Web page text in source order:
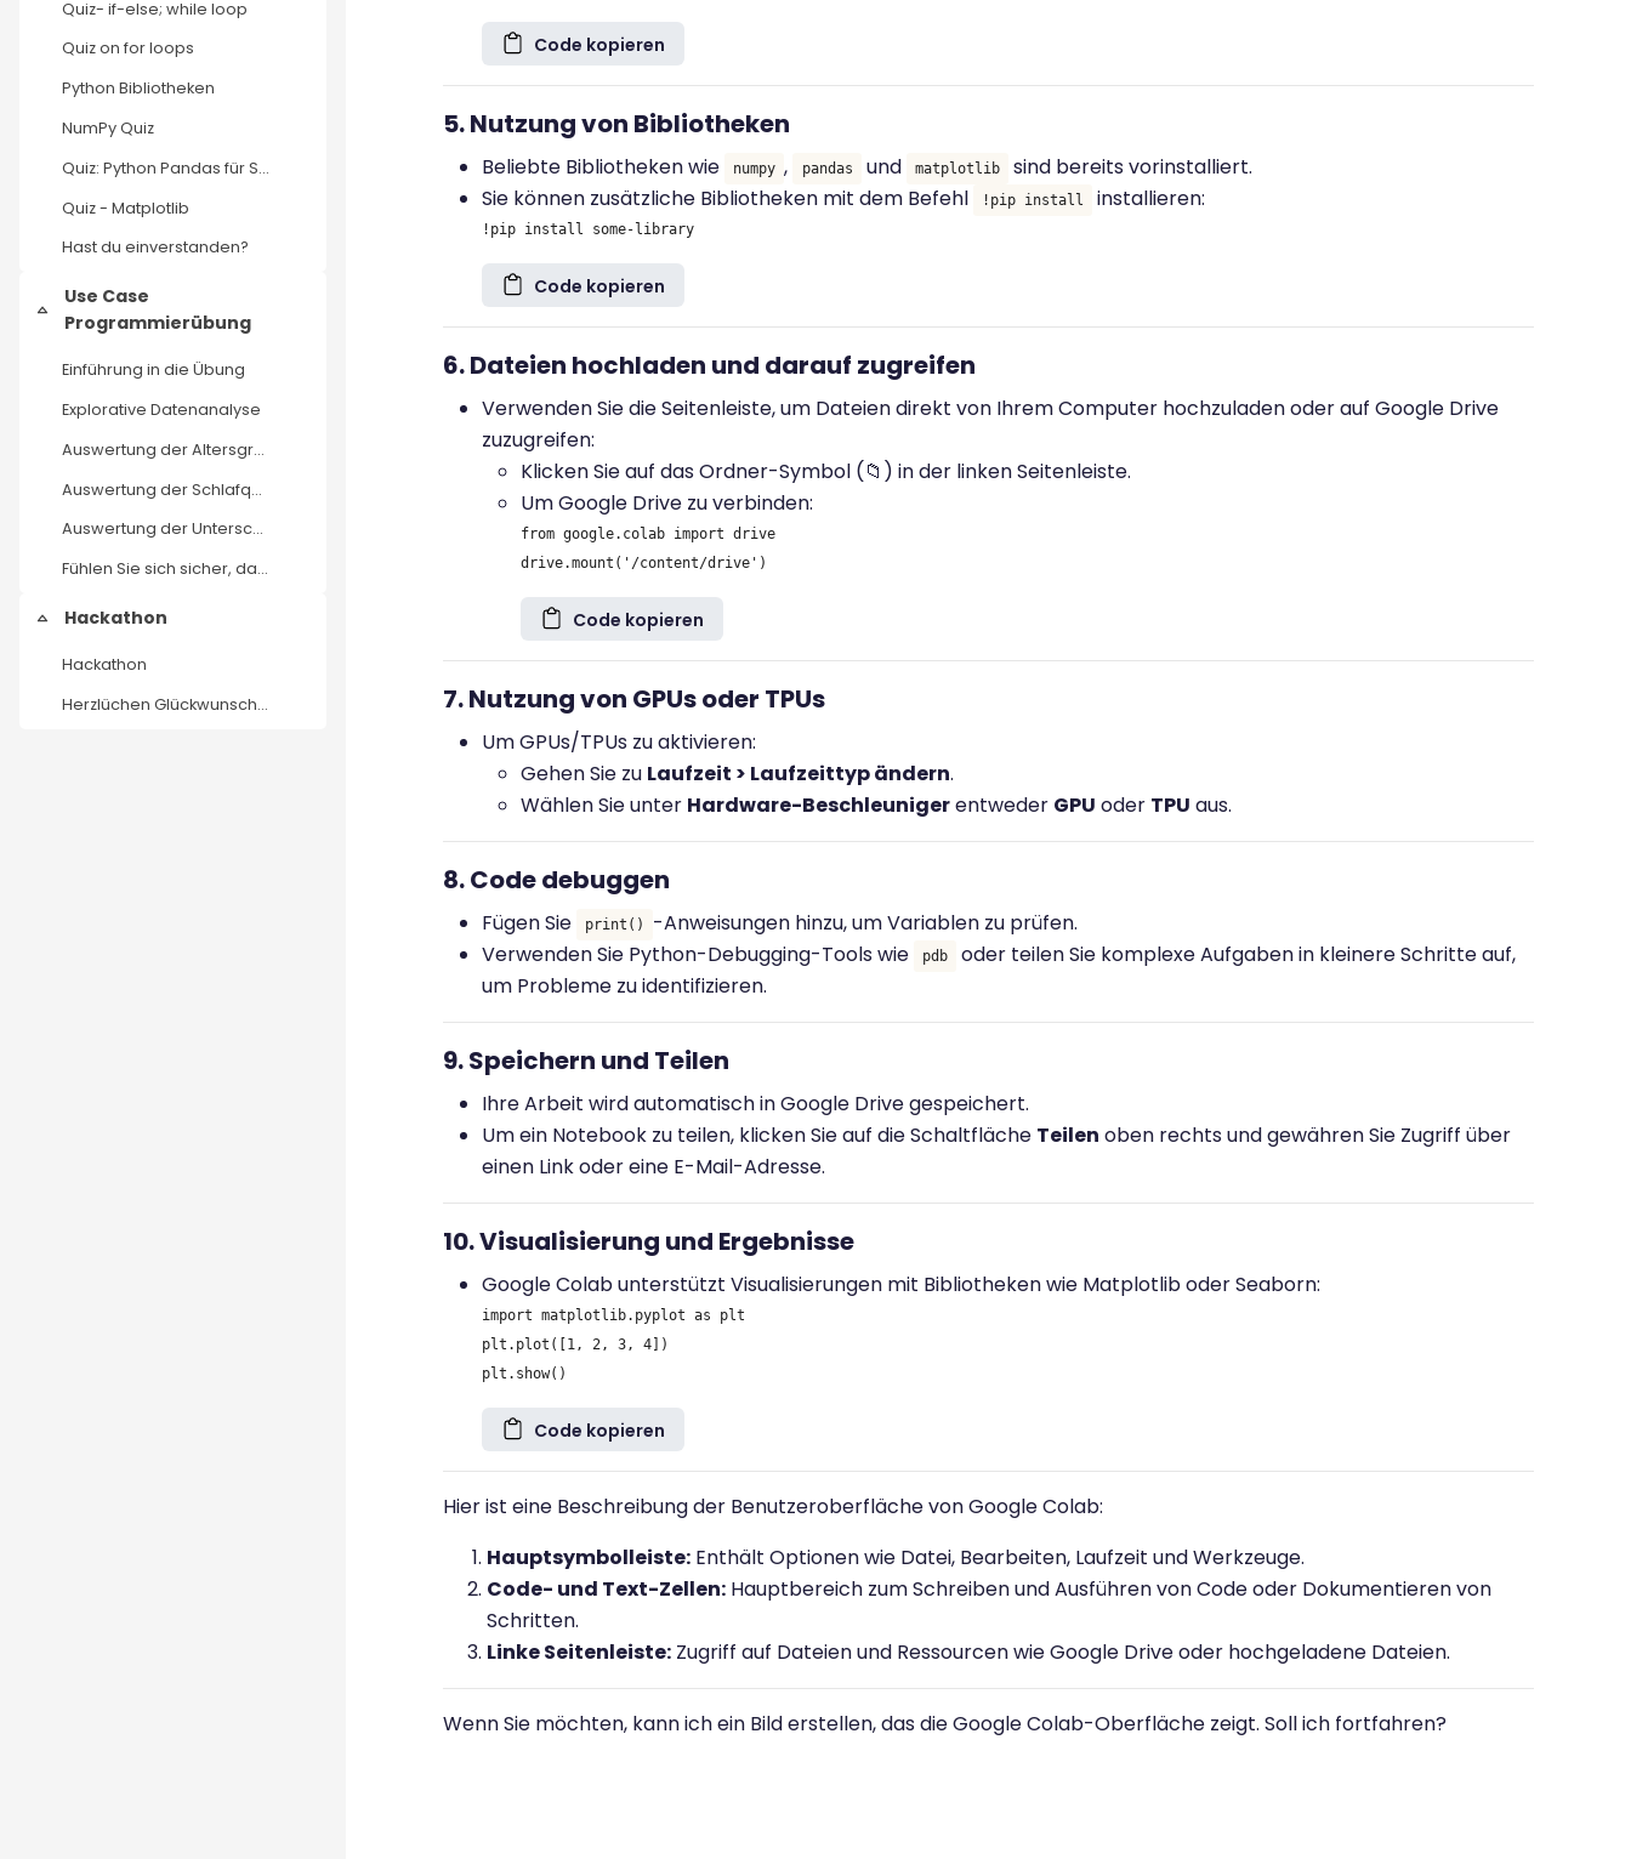
Quiz- if-else; while loop
Quiz on for loops
Python Bibliotheken
NumPy Quiz
Quiz: Python Pandas für Studierende
Quiz - Matplotlib
Hast du einverstanden?
Einklappen
Use Case
Programmierübung
Einführung in die Übung
Explorative Datenanalyse
Auswertung der Altersgruppen
Auswertung der Schlafqualität mit dem Aktivitätslevel
Auswertung der Unterschiede im Nutzungsverhalten zwischen den verschiedenen Smartwatch-Modellen
Fühlen Sie sich sicher, das Wissen und die Fähigkeiten aus den vorherigen Modulen anzuwenden, um den Use Case in diesem Modul zu analysieren und zu lösen?
Einklappen
Hackathon
Hackathon
Herzlüchen Glückwunsch zum Abschluss des Lernangeb...
Code kopieren
5. Nutzung von Bibliotheken
Beliebte Bibliotheken wie numpy , pandas und matplotlib
sind bereits vorinstalliert.
Sie können zusätzliche Bibliotheken mit dem Befehl
!pip install installieren:
Code kopieren
6. Dateien hochladen und darauf zugreifen
Verwenden Sie die Seitenleiste, um Dateien direkt von Ihrem Computer hochzuladen oder auf Google Drive
zuzugreifen:
Klicken Sie auf das Ordner-Symbol (📁) in der linken Seitenleiste.
Um Google Drive zu verbinden:
from google.colab import drive
Code kopieren
7. Nutzung von GPUs oder TPUs
Um GPUs/TPUs zu aktivieren:
Gehen Sie zu Laufzeit > Laufzeittyp ändern.
Wählen Sie unter Hardware-Beschleunigerentweder GPU oder TPU aus.
8. Code debuggen
Fügen Sie print()
-Anweisungen hinzu, um Variablen zu prüfen.
Verwenden Sie Python-Debugging-Tools wie
pdb
oder teilen Sie komplexe Aufgaben in kleinere Schritte auf,
um Probleme zu identifizieren.
9. Speichern und Teilen
Ihre Arbeit wird automatisch in Google Drive gespeichert.
Um ein Notebook zu teilen, klicken Sie auf die Schaltfläche Teilen oben rechts und gewähren Sie Zugriff über
einen Link oder eine E-Mail-Adresse.
10. Visualisierung und Ergebnisse
Google Colab unterstützt Visualisierungen mit Bibliotheken wie Matplotlib oder Seaborn:
import matplotlib.pyplot as plt
plt.plot([1, 2, 3, 4])
Code kopieren
Hier ist eine Beschreibung der Benutzeroberfläche von Google Colab:
Hauptsymbolleiste: Enthält Optionen wie Datei, Bearbeiten, Laufzeit und Werkzeuge.
Code- und Text-Zellen: Hauptbereich zum Schreiben und Ausführen von Code oder Dokumentieren von
Schritten.
Linke Seitenleiste: Zugriff auf Dateien und Ressourcen wie Google Drive oder hochgeladene Dateien.
Wenn Sie möchten, kann ich ein Bild erstellen, das die Google Colab-Oberfläche zeigt. Soll ich fortfahren?